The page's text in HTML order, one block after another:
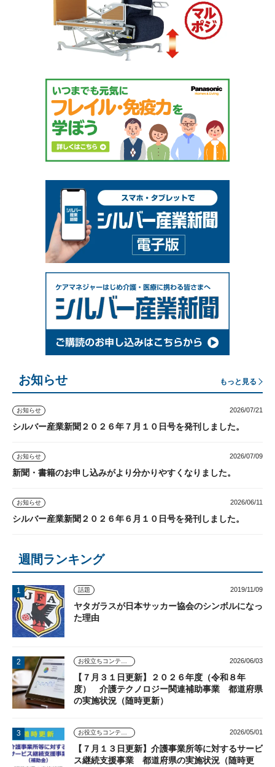
お知らせ もっと見る
お知らせ 2026/07/21
シルバー産業新聞２０２６年７月１０日号を発刊しました。
お知らせ 2026/07/09
新聞・書籍のお申し込みがより分かりやすくなりました。
お知らせ 2026/06/11
シルバー産業新聞２０２６年６月１０日号を発刊しました。
週間ランキング
話題 2019/11/09
ヤタガラスが日本サッカー協会のシンボルになっ
た理由
2026/06/03
【７月３１日更新】２０２６年度（令和８年
度） 介護テクノロジー関連補助事業 都道府県
の実施状況（随時更新）
2026/05/01
【７月１３日更新】介護事業所等に対するサービ
ス継続支援事業 都道府県の実施状況（随時更